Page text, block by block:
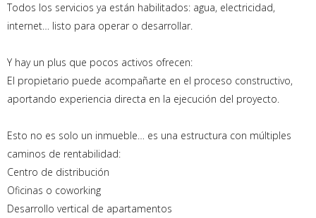
Todos los servicios ya están habilitados: agua, electricidad,
internet… listo para operar o desarrollar.
Y hay un plus que pocos activos ofrecen:
El propietario puede acompañarte en el proceso constructivo,
aportando experiencia directa en la ejecución del proyecto.
Esto no es solo un inmueble… es una estructura con múltiples
caminos de rentabilidad:
Centro de distribución
Oficinas o coworking
Desarrollo vertical de apartamentos